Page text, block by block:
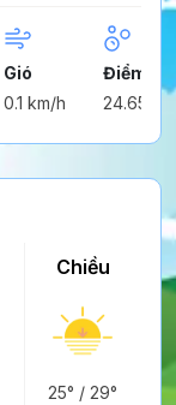
Gió
0.1 km/h
Điểm
24.65°
Chiều
25° /29°